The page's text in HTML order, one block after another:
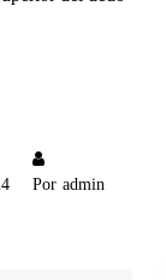
Por admin